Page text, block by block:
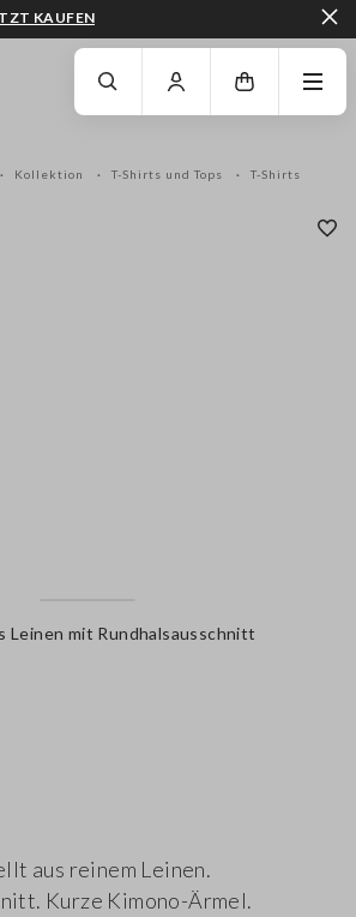
GEHEN SIE ZUM ENDE DER SEITE
KAUFEN
Kollektion T-Shirts und Tops T-Shirts
Leinen mit Rundhalsausschnitt
aus reinem Leinen.
Kurze Kimono-Ärmel.